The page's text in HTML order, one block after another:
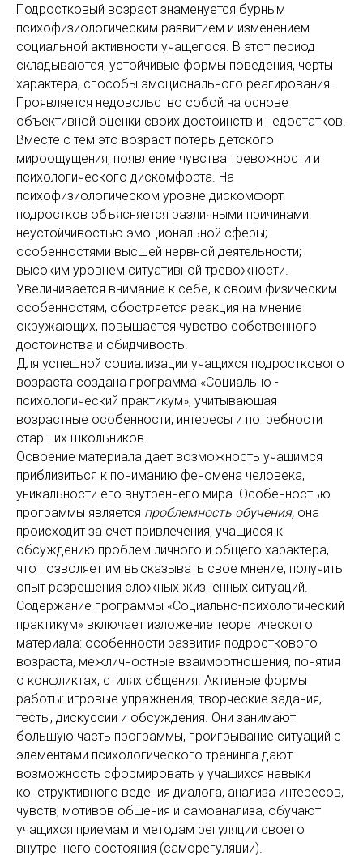
Подростковый возраст знаменуется бурным
психофизиологическим развитием и изменением
социальной активности учащегося. В этот период
складываются, устойчивые формы поведения, черты
характера, способы эмоционального реагирования.
Проявляется недовольство собой на основе
объективной оценки своих достоинств и недостатков.
Вместе с тем это возраст потерь детского
мироощущения, появление чувства тревожности и
психологического дискомфорта. На
психофизиологическом уровне дискомфорт
подростков объясняется различными причинами:
неустойчивостью эмоциональной сферы;
особенностями высшей нервной деятельности;
высоким уровнем ситуативной тревожности.
Увеличивается внимание к себе, к своим физическим
особенностям, обостряется реакция на мнение
окружающих, повышается чувство собственного
достоинства и обидчивость.
Для успешной социализации учащихся подросткового
возраста создана программа «Социально -
психологический практикум», учитывающая
возрастные особенности, интересы и потребности
старших школьников.
Освоение материала дает возможность учащимся
приблизиться к пониманию феномена человека,
уникальности его внутреннего мира. Особенностью
программы является проблемность обучения, она
происходит за счет привлечения, учащиеся к
обсуждению проблем личного и общего характера,
что позволяет им высказывать свое мнение, получить
опыт разрешения сложных жизненных ситуаций.
Содержание программы «Социально-психологический
практикум» включает изложение теоретического
материала: особенности развития подросткового
возраста, межличностные взаимоотношения, понятия
о конфликтах, стилях общения. Активные формы
работы: игровые упражнения, творческие задания,
тесты, дискуссии и обсуждения. Они занимают
большую часть программы, проигрывание ситуаций с
элементами психологического тренинга дают
возможность сформировать у учащихся навыки
конструктивного ведения диалога, анализа интересов,
чувств, мотивов общения и самоанализа, обучают
учащихся приемам и методам регуляции своего
внутреннего состояния (саморегуляции).